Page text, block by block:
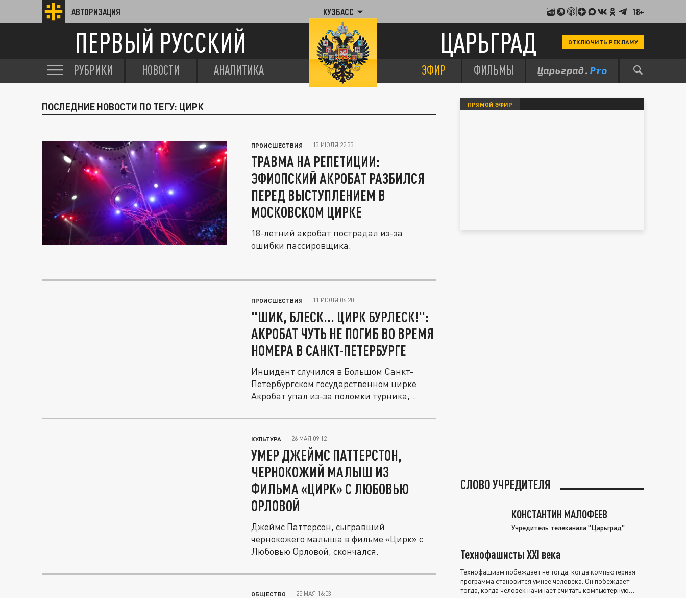
АВТОРИЗАЦИЯ КУЗБАСС 18+
ПЕРВЫЙ РУССКИЙ ЦАРЬГРАД ОТКЛЮЧИТЬ РЕКЛАМУ
РУБРИКИ НОВОСТИ АНАЛИТИКА ЭФИР ФИЛЬМЫ
ПОСЛЕДНИЕ НОВОСТИ ПО ТЕГУ: ЦИРК
ПРОИСШЕСТВИЯ 13 ИЮЛЯ 22:33
ТРАВМА НА РЕПЕТИЦИИ:
ЭФИОПСКИЙ АКРОБАТ РАЗБИЛСЯ
ПЕРЕД ВЫСТУПЛЕНИЕМ В
МОСКОВСКОМ ЦИРКЕ
18-летний акробат пострадал из-за
ошибки пассировщика.
ПРОИСШЕСТВИЯ 11 ИЮЛЯ 06:20
"ШИК, БЛЕСК... ЦИРК БУРЛЕСК!":
АКРОБАТ ЧУТЬ НЕ ПОГИБ ВО ВРЕМЯ
НОМЕРА В САНКТ-ПЕТЕРБУРГЕ
Инцидент случился в Большом Санкт-
Петербургском государственном цирке.
Акробат упал из-за поломки турника,...
КУЛЬТУРА 26 МАЯ 09:12
УМЕР ДЖЕЙМС ПАТТЕРСТОН,
ЧЕРНОКОЖИЙ МАЛЫШ ИЗ
ФИЛЬМА «ЦИРК» С ЛЮБОВЬЮ
ОРЛОВОЙ
Джеймс Паттерсон, сыгравший
чернокожего малыша в фильме «Цирк» с
Любовью Орловой, скончался.
ОБЩЕСТВО 25 МАЯ 16:03
ПРЯМОЙ ЭФИР
СЛОВО УЧРЕДИТЕЛЯ
КОНСТАНТИН МАЛОФЕЕВ
Учредитель телеканала "Царьград"
Технофашисты XXI века
Технофашизм побеждает не тогда, когда компьютерная
программа становится умнее человека. Он побеждает
тогда, когда человек начинает считать компьютерную